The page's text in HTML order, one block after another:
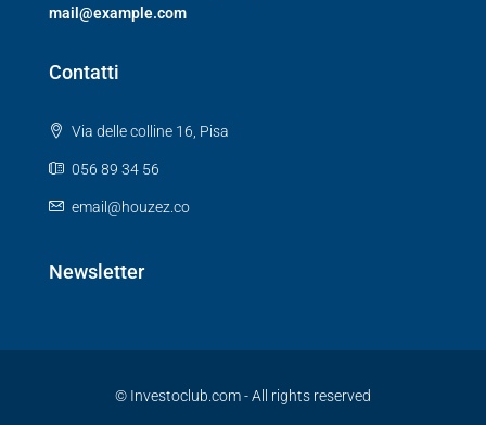
mail@example.com
Contatti
Via delle colline 16, Pisa
056 89 34 56
email@houzez.co
Newsletter
© Investoclub.com - All rights reserved